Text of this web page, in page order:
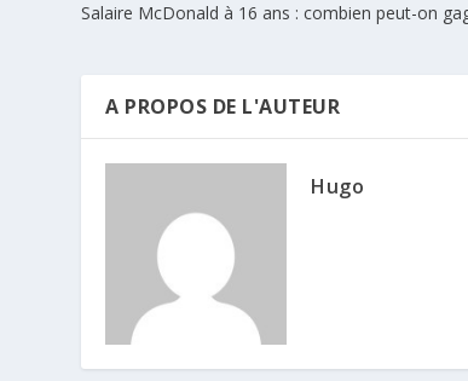
Salaire McDonald à 16 ans : combien peut-on
A PROPOS DE L'AUTEUR
Hugo